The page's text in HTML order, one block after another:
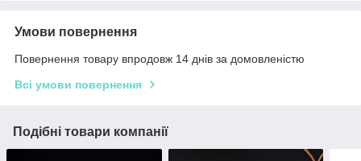
Умови повернення
Повернення товару впродовж 14 днів за домовленістю
Всі умови повернення
Подібні товари компанії